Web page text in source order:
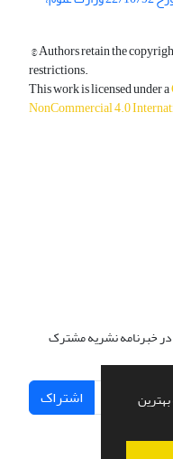
© Authors retain the
restrictions.
This work is licensed under a
NonCommercial 4.0
در خبرنامه نشریه مشترک
اشتراک